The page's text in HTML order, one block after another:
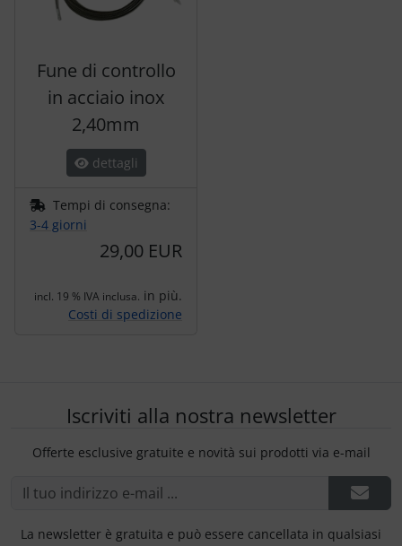
Fune di controllo
in acciaio inox
2,40mm
dettagli
Tempi di consegna:
3-4 giorni
29,00 EUR
incl. 19 % IVA inclusa. in più.
Costi di spedizione
Iscriviti alla nostra newsletter
Offerte esclusive gratuite e novità sui prodotti via e-mail
La newsletter è gratuita e può essere cancellata in qualsiasi